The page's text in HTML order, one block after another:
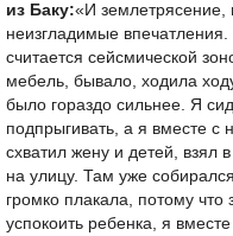
из Баку:«И землетрясение,
неизгладимые
считается сейсмической
мебель, бывало, ходила
было гораздо сильнее. Я
подпрыгивать, а я вместе с
схватил жену и детей, взял
на улицу. Там уже
громко плакала, потому что
успокоить ребенка, я